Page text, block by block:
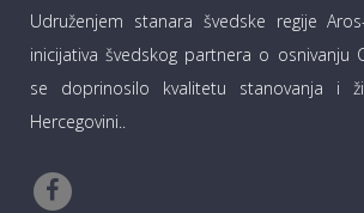
Udruženjem stanara švedske regije
inicijativa švedskog partnera o osnivanju
se doprinosilo kvalitetu stanovanja i
Hercegovini..